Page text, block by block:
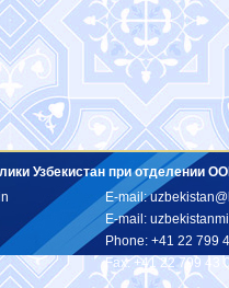
Узбекистан при отделении
E-mail:
E-mail:
Phone: +41 22 799
Fax: +41 22 799 43